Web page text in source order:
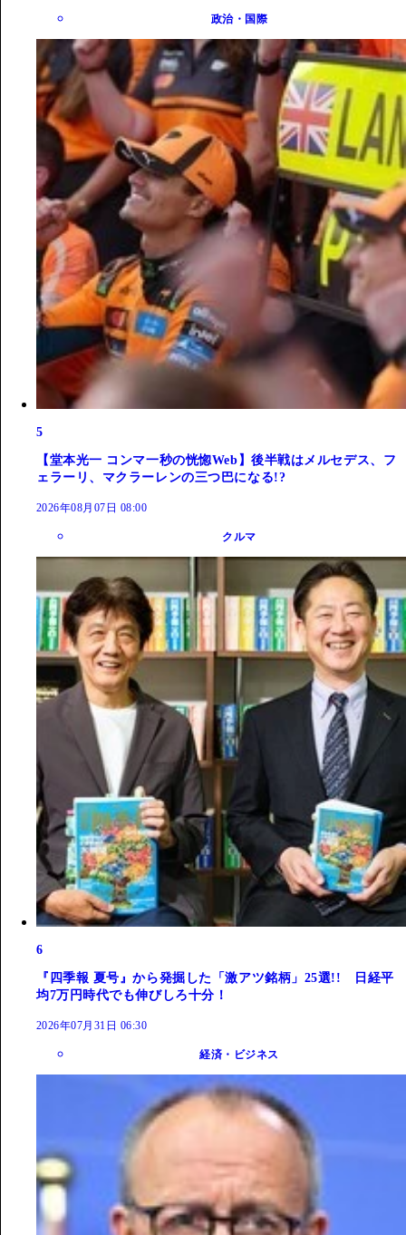
政治・国際
5
【堂本光一 コンマ一秒の恍惚Web】後半戦はメルセデス、フ
ェラーリ、マクラーレンの三つ巴になる!?
2026年08月07日 08:00
クルマ
6
『四季報 夏号』から発掘した「激アツ銘柄」25選!! 日経平
均7万円時代でも伸びしろ十分！
2026年07月31日 06:30
経済・ビジネス